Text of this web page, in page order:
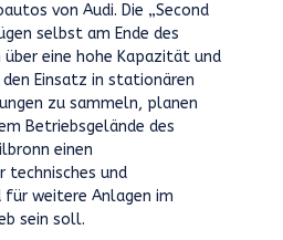
von Audi. Die „Second
selbst am Ende des
über eine hohe Kapazität und
Einsatz in stationären
zu sammeln, planen
Betriebsgelände des
einen
technisches und
für weitere Anlagen im
sein soll.